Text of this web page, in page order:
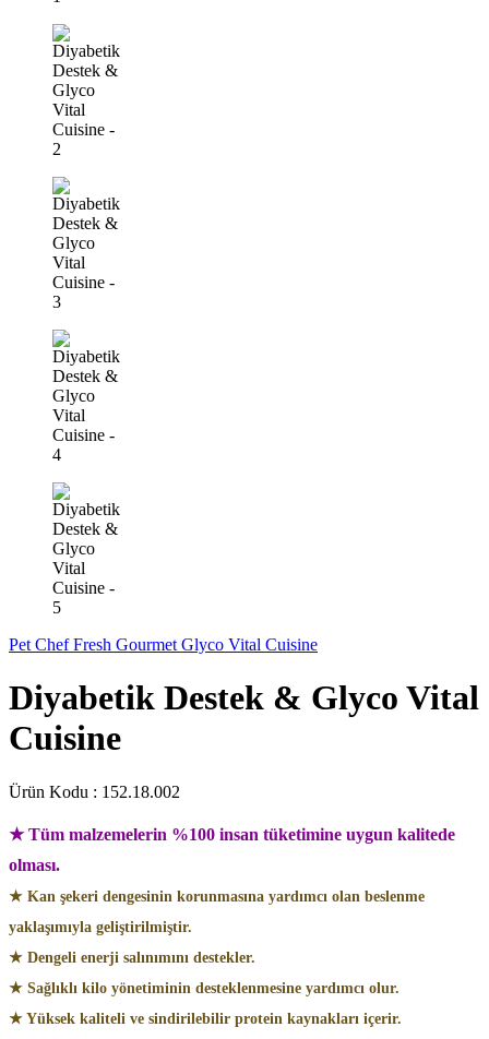
Pet Chef Fresh Gourmet Glyco Vital Cuisine
Diyabetik Destek & Glyco Vital
Cuisine
Ürün Kodu : 152.18.002
★ Tüm malzemelerin %100 insan tüketimine uygun kalitede
olması.
★ Kan şekeri dengesinin korunmasına yardımcı olan beslenme
yaklaşımıyla geliştirilmiştir.
★ Dengeli enerji salınımını destekler.
★ Sağlıklı kilo yönetiminin desteklenmesine yardımcı olur.
★ Yüksek kaliteli ve sindirilebilir protein kaynakları içerir.